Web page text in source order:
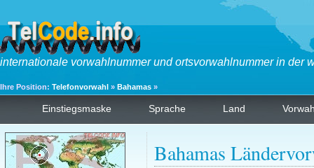
internationale vorwahlnummer und ortsvorwahlnummer in der
Ihre Position: Telefonvorwahl » Bahamas »
Einstiegsmaske Sprache Land
Bahamas